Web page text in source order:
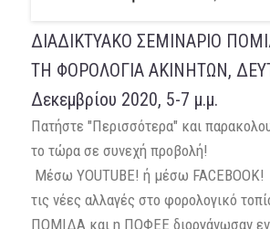
ΔΙΑΔΙΚΤΥΑΚΟ ΣΕΜΙΝΑΡΙΟ
ΤΗ ΦΟΡΟΛΟΓΙΑ ΑΚΙΝΗΤΩΝ,
Δεκεμβρίου 2020, 5-7 μ.μ.
Πατήστε "Περισσότερα" και
το τώρα σε συνεχή προβολή!
Μέσω YOUTUBE! ή μέσω
τις νέες αλλαγές στο φορολογικό
ΠΟΜΙΔΑ και η ΠΟΦΕΕ διοργάνωσαν